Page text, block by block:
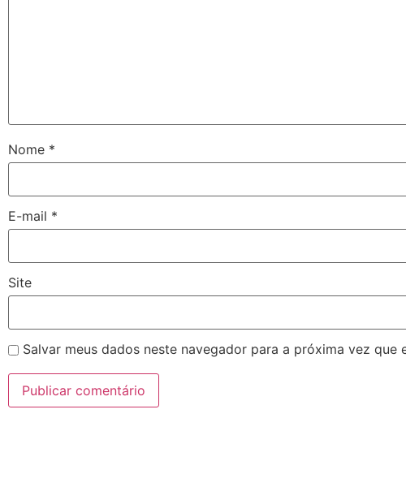
Nome *
E-mail *
Site
Salvar meus dados neste navegador para a próxima vez que